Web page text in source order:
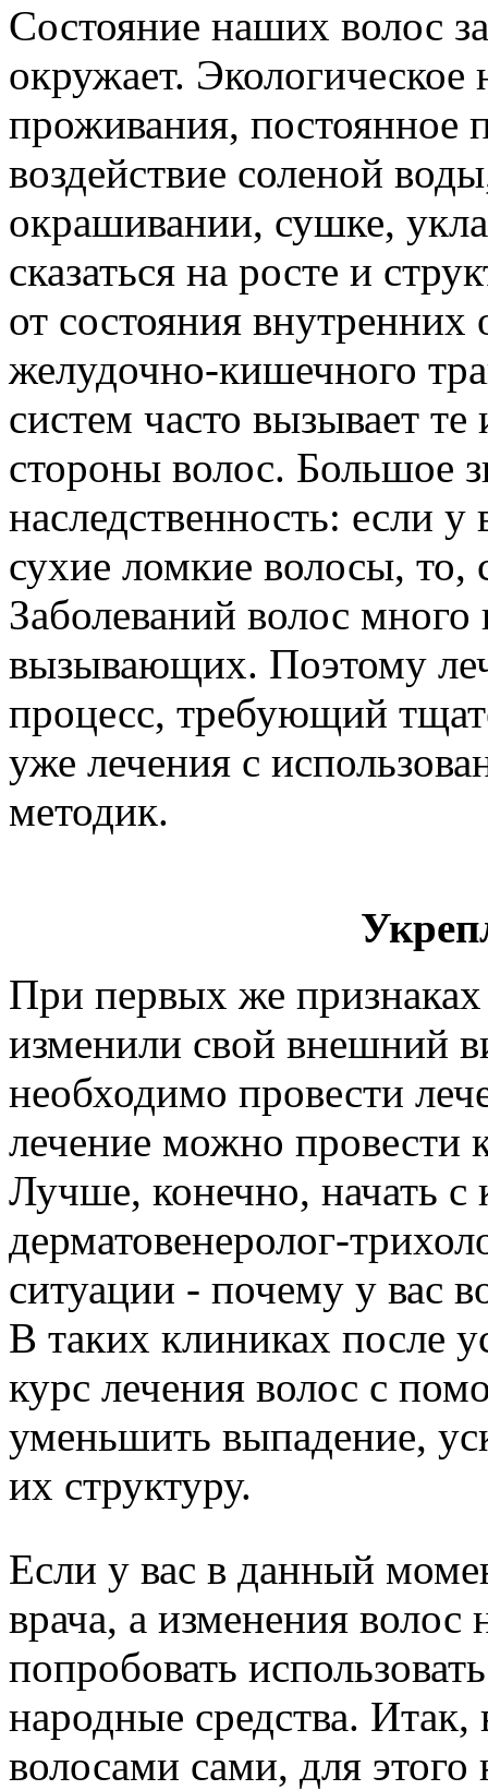
Состояние наших волос
окружает. Экологическое
проживания, постоянное
воздействие соленой
окрашивании, сушке,
сказаться на росте и
от состояния внутренних
желудочно-кишечного
систем часто вызывает
стороны волос. Большое
наследственность: если
сухие ломкие волосы, то,
Заболеваний волос
вызывающих. Поэтому
процесс, требующий
уже лечения с
методик.
При первых же признаках
изменили свой внешний
необходимо провести
лечение можно провести
Лучше, конечно, начать с
дерматовенеролог-
ситуации - почему у вас
В таких клиниках после
курс лечения волос с
уменьшить выпадение,
их структуру.
Если у вас в данный
врача, а изменения
попробовать
народные средства.
волосами сами, для